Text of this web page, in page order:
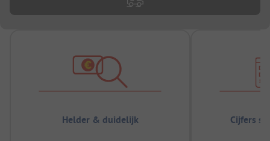
Helder & duidelijk Cijfers